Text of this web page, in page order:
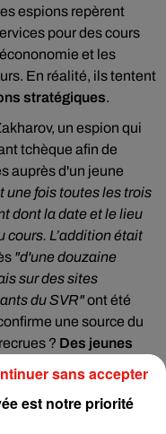
espions repèrent
pour des cours
et les
En réalité, ils tentent
stratégiques.
un espion qui
tchèque afin de
auprès d'un jeune
une fois toutes les trois
dont la date et le lieu
cours. L’addition était
"d'une douzaine
sur des sites
du SVR"ont été
une source du
? Des jeunes
est notre priorité
sans accepter